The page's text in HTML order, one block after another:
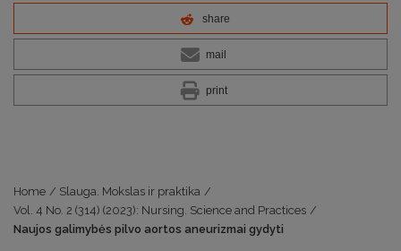
share
mail
print
Home / Slauga. Mokslas ir praktika /
Vol. 4 No. 2 (314) (2023): Nursing. Science and Practices /
Naujos galimybės pilvo aortos aneurizmai gydyti